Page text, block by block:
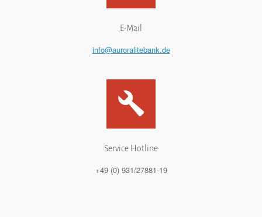
E-Mail
info@auroralitebank.de
Service Hotline
+49 (0) 931/27881-19